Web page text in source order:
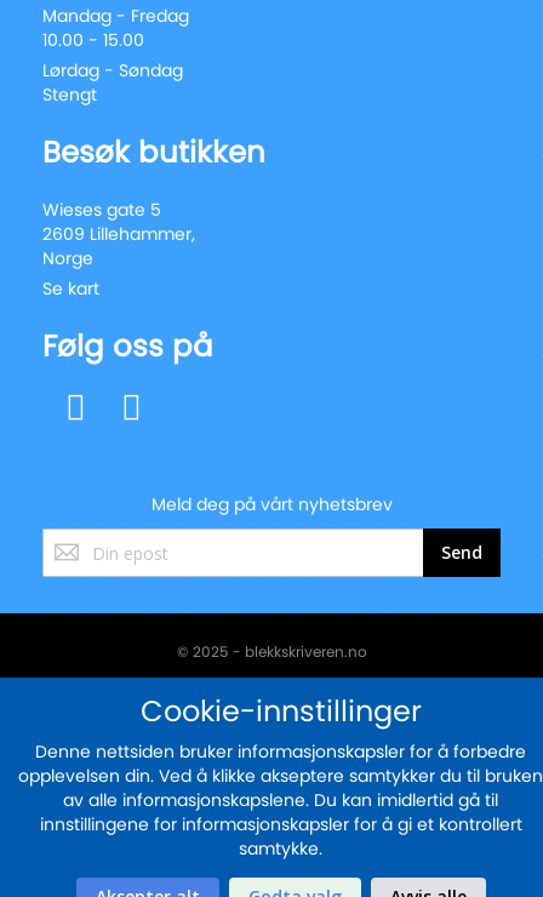
Mandag - Fredag
10.00 - 15.00
Lørdag - Søndag
Stengt
Besøk butikken
Wieses gate 5
2609 Lillehammer,
Norge
Se kart
Følg oss på
Meld deg på vårt nyhetsbrev
Registrer
deg
vårt
Send
© 2025 - blekkskriveren.no
Cookie-innstillinger
Denne nettsiden bruker informasjonskapsler for å forbedre
opplevelsen din. Ved å klikke akseptere samtykker du til bruken
av alle informasjonskapslene. Du kan imidlertid gå til
innstillingene for informasjonskapsler for å gi et kontrollert
samtykke.